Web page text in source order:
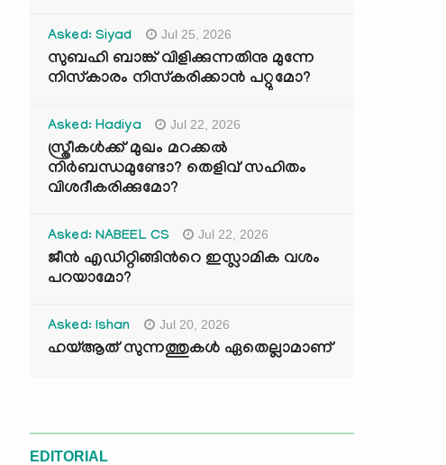
Asked: Siyad Jul 25, 2026
സുബഹി ബാങ്ക് വിളിക്കുന്നതിനു മുന്നേ
നിസ്കാരം നിസ്കരിക്കാൻ പറ്റുമോ?
Asked: Hadiya Jul 22, 2026
സ്ത്രീകൾക്ക് മുഖം മറക്കൽ
നിർബന്ധമുണ്ടോ? തെളിവ് സഹിതം
വിശദീകരിക്കുമോ?
Asked: NABEEL CS Jul 22, 2026
ജീൻ എഡിറ്റിങ്ങിന്‍റെ ഇസ്ലാമിക വശം
പറയാമോ?
Asked: Ishan Jul 20, 2026
ഹയ്ആത് സുന്നത്തുകൾ ഏതെല്ലാമാണ്
EDITORIAL